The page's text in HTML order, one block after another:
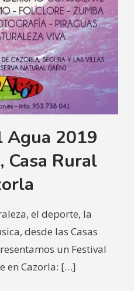
Agua 2019
Casa Rural
el deporte, la
desde las Casas
un Festival
en Cazorla: […]